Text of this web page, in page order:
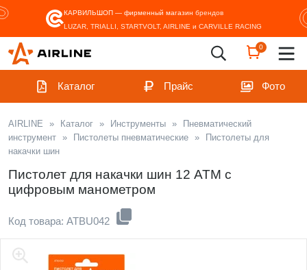
КАРВИЛЬШОП — фирменный магазин брендов
LUZAR, TRIALLI, STARTVOLT, AIRLINE и CARVILLE RACING
0
Каталог Прайс Фото
AIRLINE » Каталог » Инструменты »
Пневматический
инструмент » Пистолеты пневматические »
Пистолеты для
накачки шин
Пистолет для накачки шин 12 АТМ с
цифровым манометром
Код товара: ATBU042